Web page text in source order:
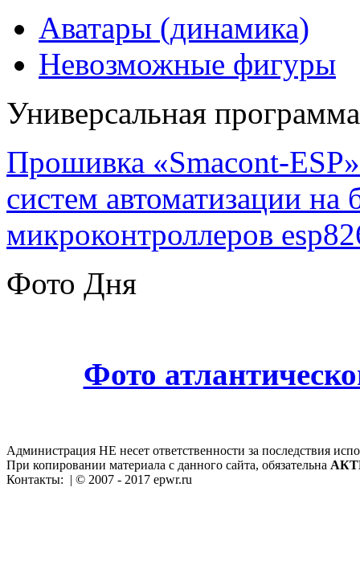
Аватары (динамика)
Невозможные фигуры
Универсальная
Прошивка «Smacont-
систем автоматизации
микроконтроллеров
Фото Дня
Фото
Администрация НЕ несет ответственности за последствия
При копировании материала с данного сайта, обязательна
Контакты: | © 2007 - 2017 epwr.ru